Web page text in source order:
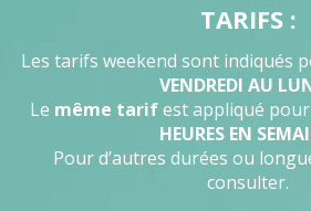
TARIFS :
Les tarifs weekend sont indiqués
VENDREDI AU
Le même tarifest appliqué
HEURES EN
Pour d’autres durées ou
consulter.